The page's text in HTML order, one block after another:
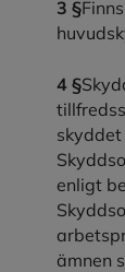
3 §
4 §
enligt
ämnen